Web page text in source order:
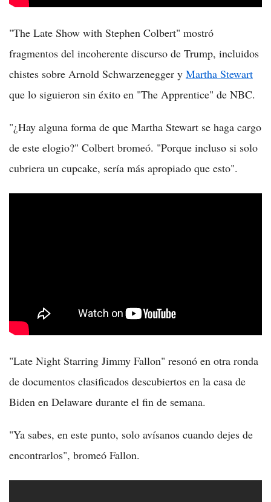
"The Late Show with Stephen Colbert" mostró
fragmentos del incoherente discurso de Trump, incluidos
chistes sobre Arnold Schwarzenegger y Martha Stewart
que lo siguieron sin éxito en "The Apprentice" de NBC.
"¿Hay alguna forma de que Martha Stewart se haga cargo
de este elogio?" Colbert bromeó. "Porque incluso si solo
cubriera un cupcake, sería más apropiado que esto".
"Late Night Starring Jimmy Fallon" resonó en otra ronda
de documentos clasificados descubiertos en la casa de
Biden en Delaware durante el fin de semana.
"Ya sabes, en este punto, solo avísanos cuando dejes de
encontrarlos", bromeó Fallon.